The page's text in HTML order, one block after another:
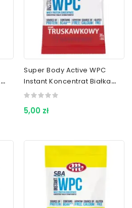
Super Body Active WPC
Instant Koncentrat Białka
Serwatkowego
5,00 zł